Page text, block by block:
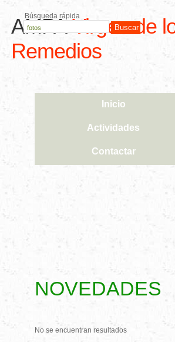
AMPAVirgen de
Remedios
Inicio
Actividades
Contactar
Búsqueda rápida
NOVEDADES
No se encuentran resultados